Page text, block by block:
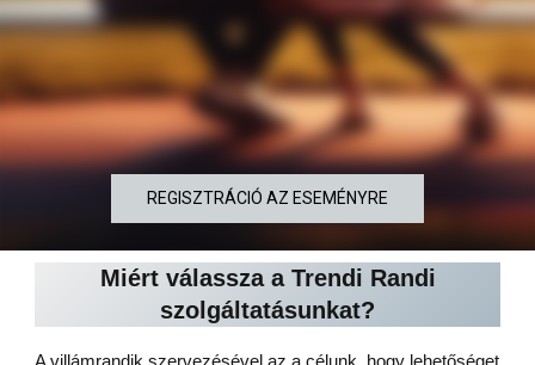
REGISZTRÁCIÓ AZ ESEMÉNYRE
Miért válassza a Trendi Randi
szolgáltatásunkat?
A villámrandik szervezésével az a célunk, hogy lehetőséget